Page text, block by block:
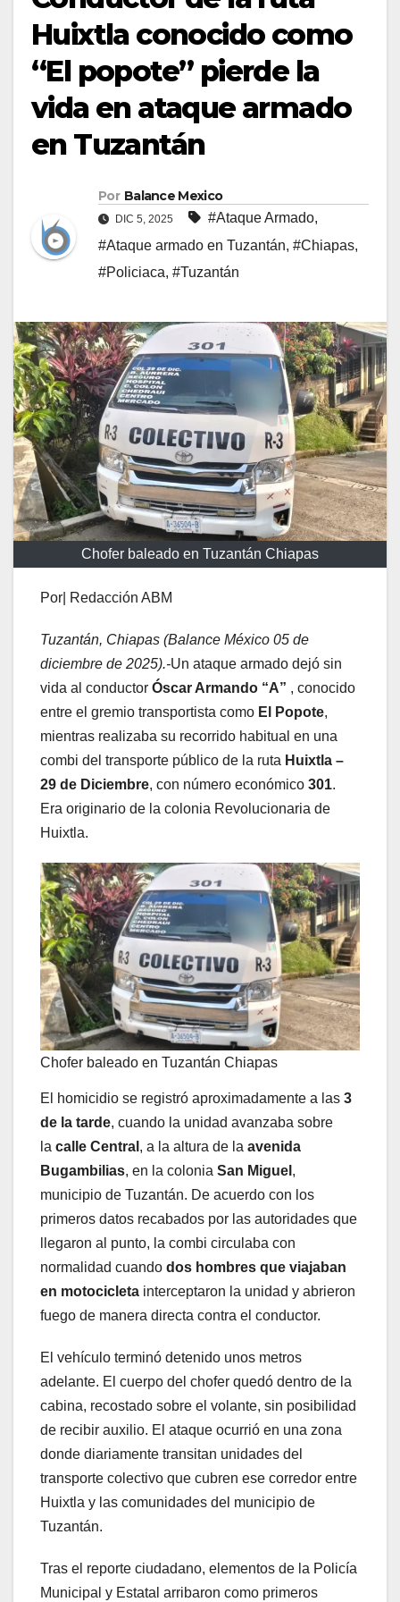
Huixtla conocido como
“El popote” pierde la
vida en ataque armado
en Tuzantán
Por Balance Mexico
DIC 5, 2025 #Ataque Armado,
#Ataque armado en Tuzantán, #Chiapas,
#Policiaca, #Tuzantán
Chofer baleado en Tuzantán Chiapas
Por| Redacción ABM
Tuzantán, Chiapas (Balance México 05 de
diciembre de 2025).-Un ataque armado dejó sin
vida al conductor Óscar Armando “A” , conocido
entre el gremio transportista como El Popote,
mientras realizaba su recorrido habitual en una
combi del transporte público de la ruta Huixtla –
29 de Diciembre, con número económico 301.
Era originario de la colonia Revolucionaria de
Huixtla.
Chofer baleado en Tuzantán Chiapas
El homicidio se registró aproximadamente a las 3
de la tarde, cuando la unidad avanzaba sobre
la calle Central , a la altura de la avenida
Bugambilias, en la colonia San Miguel ,
municipio de Tuzantán. De acuerdo con los
primeros datos recabados por las autoridades que
llegaron al punto, la combi circulaba con
normalidad cuando dos hombres que viajaban
en motocicleta interceptaron la unidad y abrieron
fuego de manera directa contra el conductor.
El vehículo terminó detenido unos metros
adelante. El cuerpo del chofer quedó dentro de la
cabina, recostado sobre el volante, sin posibilidad
de recibir auxilio. El ataque ocurrió en una zona
donde diariamente transitan unidades del
transporte colectivo que cubren ese corredor entre
Huixtla y las comunidades del municipio de
Tuzantán.
Tras el reporte ciudadano, elementos de la Policía
Municipal y Estatal arribaron como primeros